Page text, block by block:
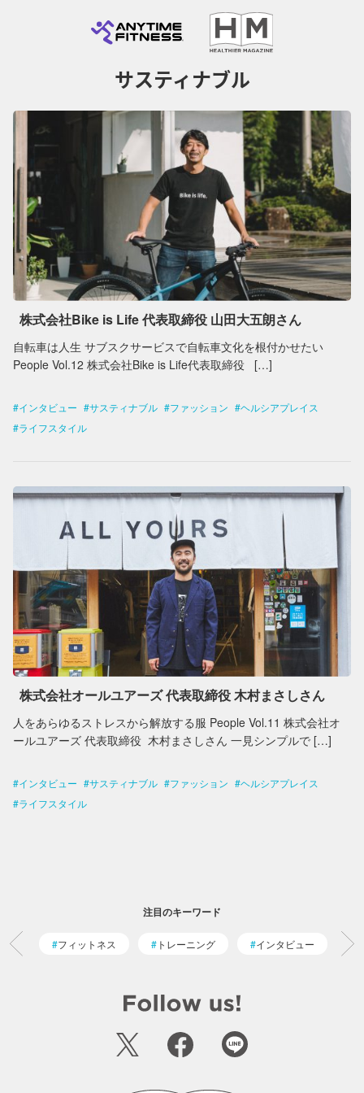
サスティナブル
株式会社Bike is Life 代表取締役 山田大五朗さん
自転車は人生 サブスクサービスで自転車文化を根付かせたい
People Vol.12 株式会社Bike is Life代表取締役 […]
インタビュー サスティナブル ファッション
ヘルシアプレイス
ライフスタイル
株式会社オールユアーズ 代表取締役 木村まさしさん
人をあらゆるストレスから解放する服 People Vol.11 株式会社オ
ールユアーズ 代表取締役 木村まさしさん 一見シンプルで […]
インタビュー サスティナブル ファッション
ヘルシアプレイス
ライフスタイル
注目のキーワード
フィットネス トレーニング インタビュー